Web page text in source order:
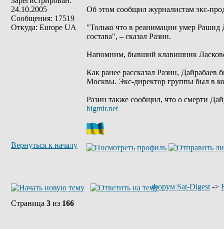
24.10.2005
Сообщения: 17519
Откуда: Europe UA
Об этом сообщил журналистам экс-
"Только что в реанимации умер Рашид
состава", – сказал Разин.
Напомним, бывший клавишник
Как ранее рассказал Разин,
Москвы. Экс-директор группы был в
Разин также сообщил, что о смерти
bigmir.net
Вернуться к началу
Форум Sat-Digest ->
Страница 3 из 166